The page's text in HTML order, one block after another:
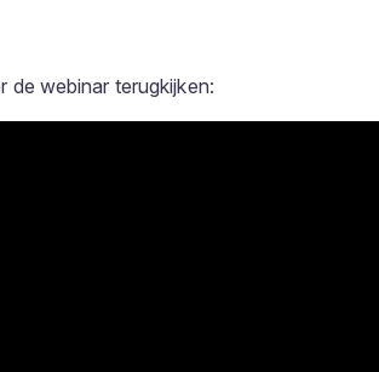
de webinar terugkijken: